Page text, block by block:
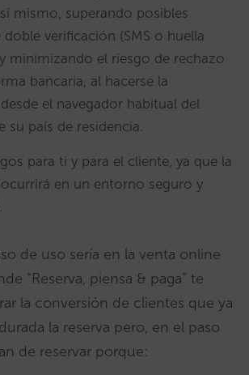
mismo, superando posibles
verificación (SMS o huella
minimizando el riesgo de rechazo
bancaria, al hacerse la
el navegador habitual del
su país de residencia.
para ti y para el cliente, ya que la
en un entorno seguro y
de uso sería en la venta online
“Reserva, piensa & paga” te
la conversión de clientes que ya
la reserva pero, en el paso
de reservar porque: